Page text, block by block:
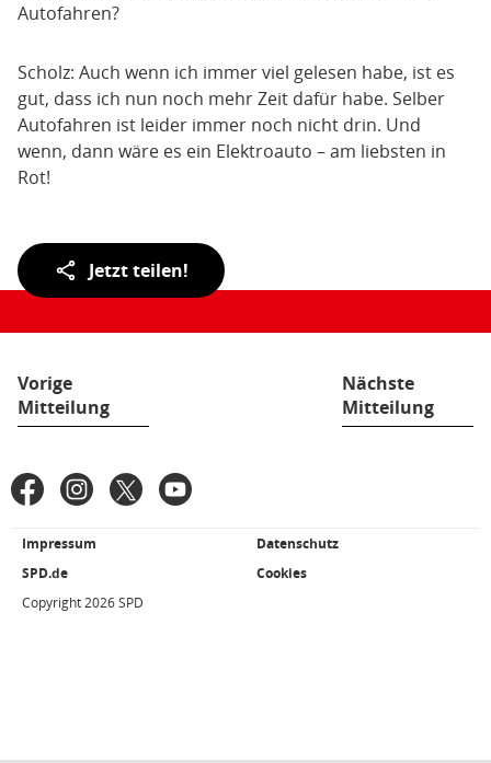
Autofahren?
Scholz: Auch wenn ich immer viel gelesen habe, ist es
gut, dass ich nun noch mehr Zeit dafür habe. Selber
Autofahren ist leider immer noch nicht drin. Und
wenn, dann wäre es ein Elektroauto – am liebsten in
Rot!
Teilen
der
Jetzt teilen!
Vorige
Mitteilung
Nächste
Mitteilung
Fußbereich
SPD
den
sozialen
FacebookInstagram
X YouTube
Weiterführende
Links/Kleingedrucktes
Impressum
Datenschutz
SPD.de
Cookies
Copyright 2026 SPD